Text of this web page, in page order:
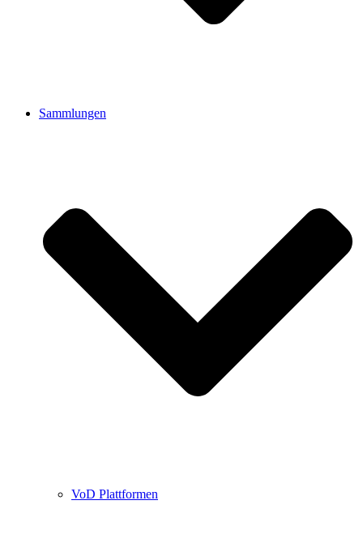
Sammlungen
VoD Plattformen